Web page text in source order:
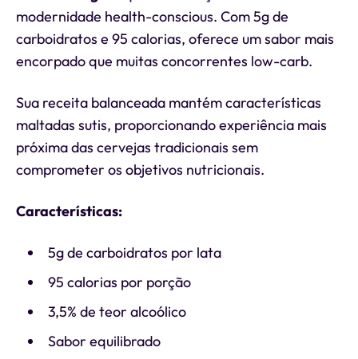
modernidade health-conscious. Com 5g de
carboidratos e 95 calorias, oferece um sabor mais
encorpado que muitas concorrentes low-carb.
Sua receita balanceada mantém características
maltadas sutis, proporcionando experiência mais
próxima das cervejas tradicionais sem
comprometer os objetivos nutricionais.
Características:
5g de carboidratos por lata
95 calorias por porção
3,5% de teor alcoólico
Sabor equilibrado